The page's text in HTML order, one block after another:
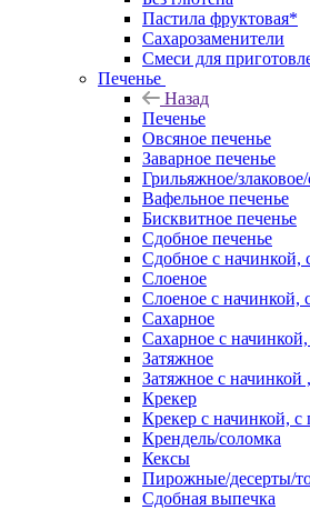
Пастила фруктовая*
Сахарозаменители
Смеси для
Печенье
Назад
Печенье
Овсяное печенье
Заварное печенье
Грильяжное/
Вафельное печенье
Бисквитное печенье
Сдобное печенье
Сдобное с начинкой,
Слоеное
Слоеное с начинкой,
Сахарное
Сахарное с
Затяжное
Затяжное с начинкой
Крекер
Крекер с начинкой, с
Крендель/соломка
Кексы
Пирожные/десерты/
Сдобная выпечка